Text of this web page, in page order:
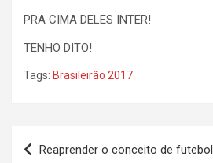
PRA CIMA DELES INTER!
TENHO DITO!
Tags: Brasileirão 2017
Navegação
Reaprender o conceito de futebol